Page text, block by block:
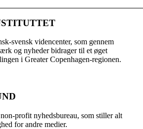
svensk videncenter, som gennem
og nyheder bidrager til et øget
i Greater Copenhagen-regionen.
profit nyhedsbureau, som stiller alt
for andre medier.